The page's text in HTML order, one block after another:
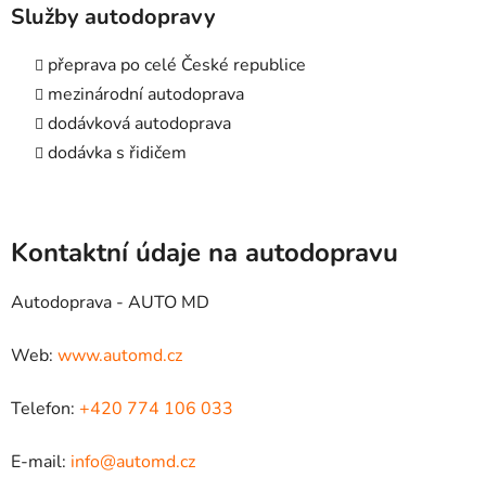
Služby autodopravy
přeprava po celé České republice
mezinárodní autodoprava
dodávková autodoprava
dodávka s řidičem
Kontaktní údaje na autodopravu
Autodoprava - AUTO MD
Web: www.automd.cz
Telefon: +420 774 106 033
E-mail: info@automd.cz